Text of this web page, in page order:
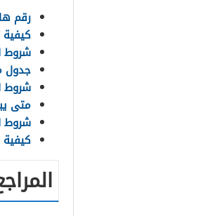
رقم
كيفية
شروط
جدول
شروط
متى
شروط